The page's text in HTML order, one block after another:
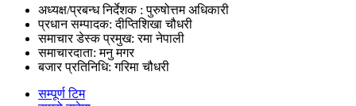
अध्यक्ष/प्रबन्ध निर्देशक : पुरुषोत्तम अधिकारी
प्रधान सम्पादक: दीप्तिशिखा चौधरी
समाचार डेस्क प्रमुख: रमा नेपाली
समाचारदाता: मनु मगर
बजार प्रतिनिधि: गरिमा चौधरी
सम्पूर्ण टिम